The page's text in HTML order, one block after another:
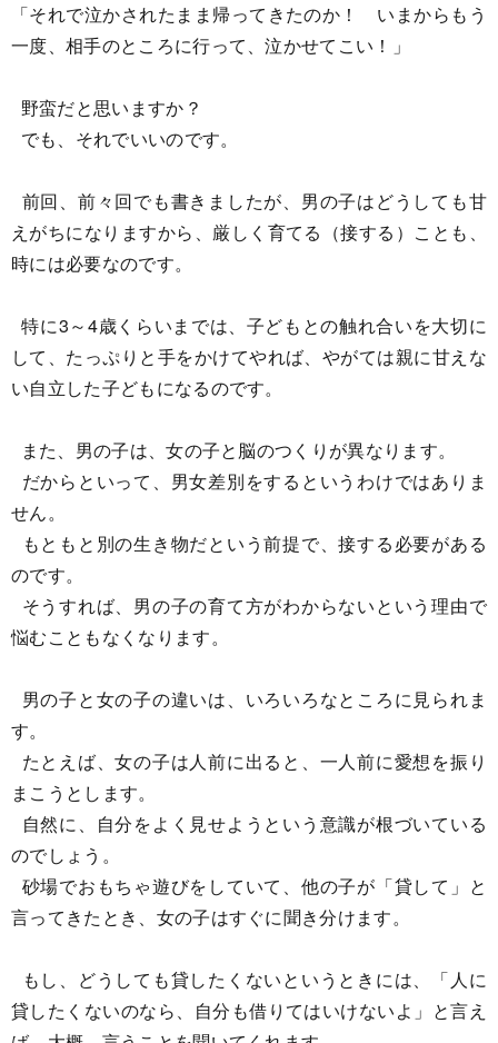
「それで泣かされたまま帰ってきたのか！ いまからもう
一度、相手のところに行って、泣かせてこい！」
野蛮だと思いますか？
でも、それでいいのです。
前回、前々回でも書きましたが、男の子はどうしても甘
えがちになりますから、厳しく育てる（接する）ことも、
時には必要なのです。
特に3～4歳くらいまでは、子どもとの触れ合いを大切に
して、たっぷりと手をかけてやれば、やがては親に甘えな
い自立した子どもになるのです。
また、男の子は、女の子と脳のつくりが異なります。
だからといって、男女差別をするというわけではありま
せん。
もともと別の生き物だという前提で、接する必要がある
のです。
そうすれば、男の子の育て方がわからないという理由で
悩むこともなくなります。
男の子と女の子の違いは、いろいろなところに見られま
す。
たとえば、女の子は人前に出ると、一人前に愛想を振り
まこうとします。
自然に、自分をよく見せようという意識が根づいている
のでしょう。
砂場でおもちゃ遊びをしていて、他の子が「貸して」と
言ってきたとき、女の子はすぐに聞き分けます。
もし、どうしても貸したくないというときには、「人に
貸したくないのなら、自分も借りてはいけないよ」と言え